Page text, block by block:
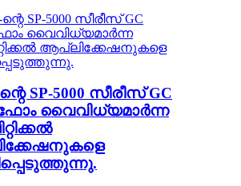
SP-5000 സീരീസ് GC
വൈവിധ്യമാർന്ന